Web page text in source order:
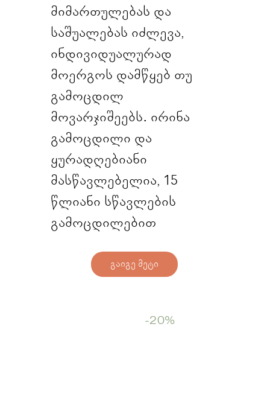
მიმართულებას და
საშუალებას იძლევა,
ინდივიდუალურად
მოერგოს დამწყებ თუ
გამოცდილ
მოვარჯიშეებს. ირინა
გამოცდილი და
ყურადღებიანი
მასწავლებელია, 15
წლიანი სწავლების
გამოცდილებით
გაიგე მეტი
-20%